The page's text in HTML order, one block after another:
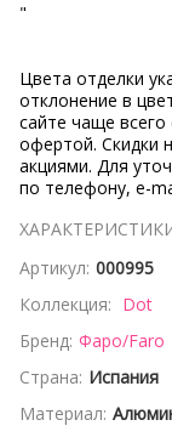
"
Цвета отделки
отклонение в
сайте чаще
офертой. Скидки
акциями. Для
по телефону, e-
Артикул: 000995
Коллекция: Dot
Бренд: Фаро/Faro
Страна: Испания
Материал: